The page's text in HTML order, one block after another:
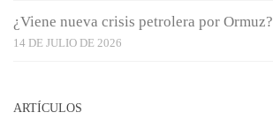
¿Viene nueva crisis petrolera por Ormuz?
14 DE JULIO DE 2026
ARTÍCULOS